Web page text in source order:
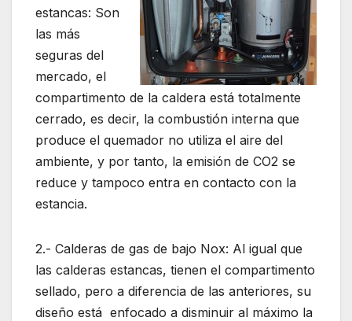
estancas: Son
las más
seguras del
mercado, el
compartimento de la caldera está totalmente
cerrado, es decir, la combustión interna que
produce el quemador no utiliza el aire del
ambiente, y por tanto, la emisión de CO2 se
reduce y tampoco entra en contacto con la
estancia.
2.- Calderas de gas de bajo Nox: Al igual que
las calderas estancas, tienen el compartimento
sellado, pero a diferencia de las anteriores, su
diseño está enfocado a disminuir al máximo la